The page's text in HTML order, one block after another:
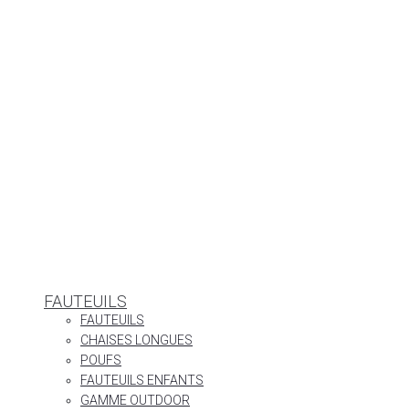
FAUTEUILS
FAUTEUILS
CHAISES LONGUES
POUFS
FAUTEUILS ENFANTS
GAMME OUTDOOR